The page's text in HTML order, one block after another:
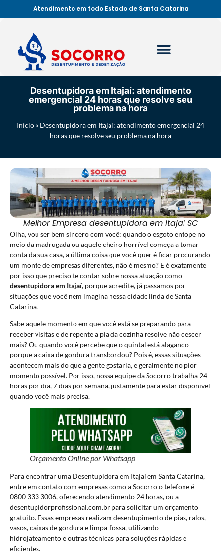
Atendimento em todo Estado de Santa Catarina
Desentupidora em Itajaí: atendimento
emergencial 24 horas que resolve seu
problema na hora
Início » Desentupidora em Itajaí: atendimento emergencial 24
horas que resolve seu problema na hora
Melhor Empresa desentupidora em Itajai SC
Olha, vou ser bem sincero com você: quando o esgoto entope no
meio da madrugada ou aquele cheiro horrível começa a tomar
conta da sua casa, a última coisa que você quer é ficar procurando
um monte de empresas diferentes, não é mesmo? E é exatamente
por isso que preciso te contar sobre nossa atuação como
desentupidora em Itajaí, porque acredite, já passamos por
situações que você nem imagina nessa cidade linda de Santa
Catarina.
Sabe aquele momento em que você está se preparando para
receber visitas e de repente a pia da cozinha resolve não descer
mais? Ou quando você percebe que o quintal está alagando
porque a caixa de gordura transbordou? Pois é, essas situações
acontecem mais do que a gente gostaria, e geralmente no pior
momento possível. Por isso, nossa equipe daSocorrotrabalha 24
horas por dia, 7 dias por semana, justamente para estar disponível
quando você mais precisa.
Orçamento Online por Whatsapp
Para encontrar uma Desentupidora em Itajaí em Santa Catarina,
entre em contato com empresas como a Socorro o telefone é
0800 333 3006, oferecendo atendimento 24 horas, ou a
desentupidorprofissional.com.br para solicitar um orçamento
gratuito. Essas empresas realizam desentupimento de pias, ralos,
vasos, caixas de gordura e limpa-fossa, utilizando
hidrojateamento e outras técnicas para soluções rápidas e
eficientes.